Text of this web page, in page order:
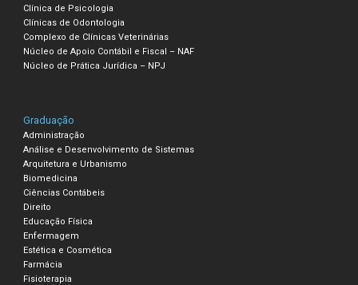
Clínica de Psicologia
Clínicas de Odontologia
Complexo de Clínicas Veterinárias
Núcleo de Apoio Contábil e Fiscal – NAF
Núcleo de Prática Jurídica – NPJ
Graduação
Administração
Análise e Desenvolvimento de Sistemas
Arquitetura e Urbanismo
Biomedicina
Ciências Contábeis
Direito
Educação Física
Enfermagem
Estética e Cosmética
Farmácia
Fisioterapia